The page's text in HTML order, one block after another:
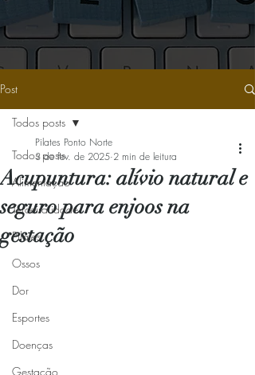
Post
Todos posts
Alimentação
Terceira idade
Pilates
Ossos
Dor
Esportes
Doenças
Gestação
Todos posts
Acupuntura: alívio natural e
seguro para enjoos na
gestação
Pilates Ponto Norte
3 de fev. de 2025 2 min de leitura